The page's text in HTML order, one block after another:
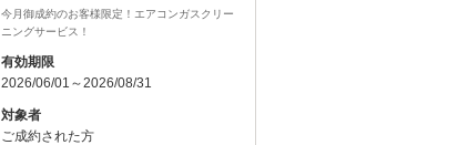
今月御成約のお客様限定！エアコンガスクリー
ニングサービス！
有効期限
2026/06/01～2026/08/31
対象者
ご成約された方